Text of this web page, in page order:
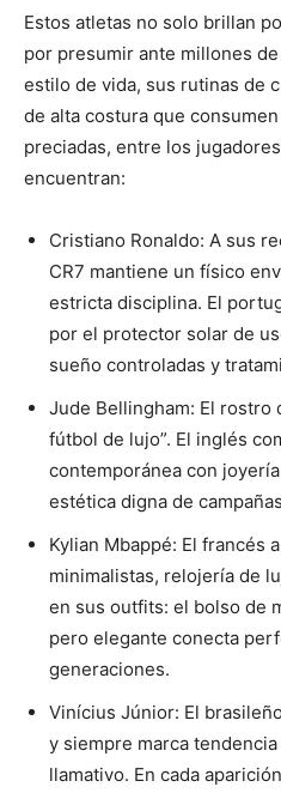
Estos atletas no solo brillan
por presumir ante millones
estilo de vida, sus rutinas de
de alta costura que
preciadas, entre los
encuentran:
Cristiano Ronaldo: A sus
CR7 mantiene un físico
estricta disciplina. El
por el protector solar de
sueño controladas y
Jude Bellingham: El rostro
fútbol de lujo”. El inglés
contemporánea con
estética digna de
Kylian Mbappé: El francés
minimalistas, relojería de
en sus outfits: el bolso de
pero elegante conecta
generaciones.
Vinícius Júnior: El
y siempre marca
llamativo. En cada